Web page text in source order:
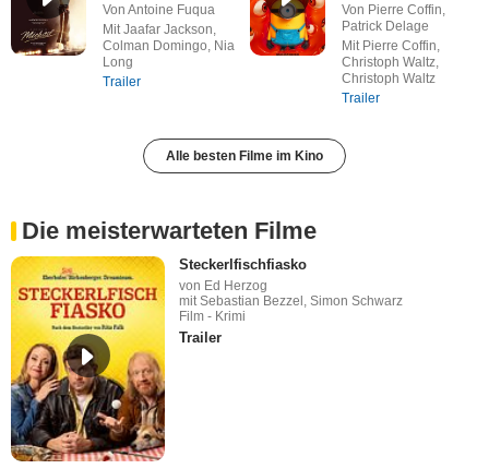
Von Antoine Fuqua
Mit Jaafar Jackson,
Colman Domingo, Nia
Long
Trailer
Von Pierre Coffin,
Patrick Delage
Mit Pierre Coffin,
Christoph Waltz,
Christoph Waltz
Trailer
Alle besten Filme im Kino
Die meisterwarteten Filme
Steckerlfischfiasko
von Ed Herzog
mit Sebastian Bezzel, Simon Schwarz
Film - Krimi
Trailer